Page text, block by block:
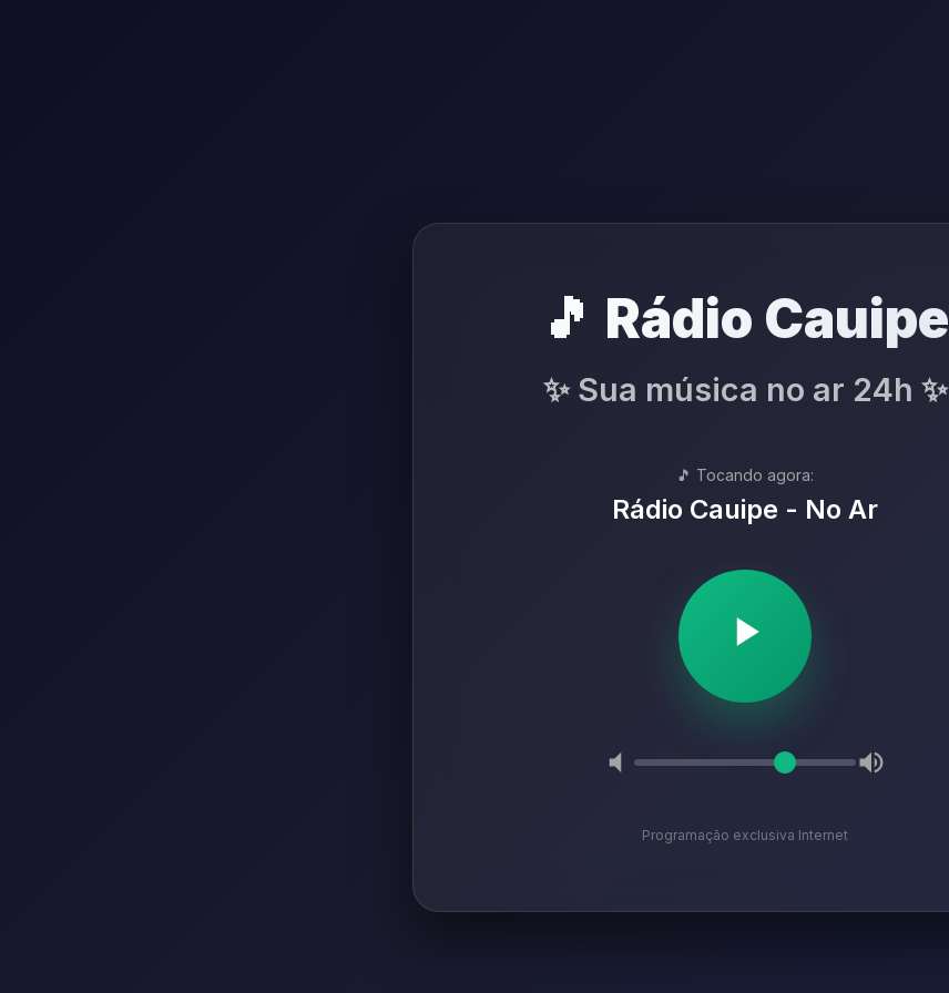
🎵 Rádio Cauipe
✨ Sua música no ar 24h ✨
🎵 Tocando agora:
Rádio Cauipe - No Ar
Programação exclusiva Internet